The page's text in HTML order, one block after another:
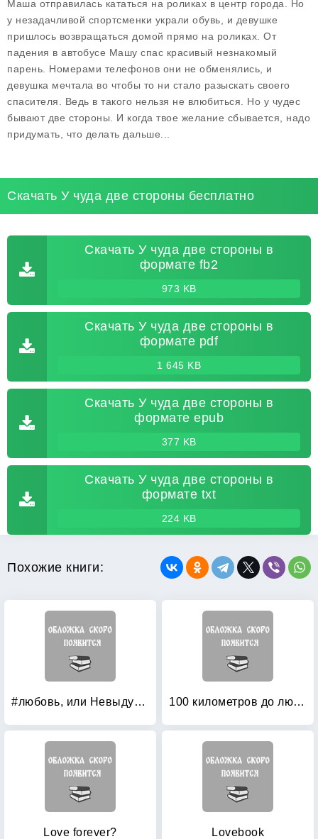
Маша отправилась кататься на роликах в центр города. Но
у незадачливой спортсменки украли обувь, и девушке
пришлось возвращаться домой прямо на роликах. От
падения в автобусе Машу спас красивый незнакомый
парень. Номерами телефонов они не обменялись, и
девушка мечтала во чтобы то ни стало разыскать своего
спасителя. Ведь в такого нельзя не влюбиться. Но у чудес
бывают две стороны. И когда твое желание сбывается, надо
придумать, что делать дальше...
Скачать У чуда две стороны бесплатно
Скачать У чуда две стороны в
формате fb2
973 KB
Скачать У чуда две стороны в
формате pdf
1 645 KB
Скачать У чуда две стороны в
формате epub
377 KB
Скачать У чуда две стороны в
формате txt
224 KB
Похожие книги:
#любовь, или Невыдуманная история 100 километров до любви
Love forever? Lovebook